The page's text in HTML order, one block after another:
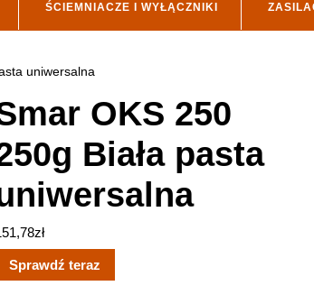
ŚCIEMNIACZE I WYŁĄCZNIKI
uniwersalna
OKS 250
Biała pasta
zł
Sprawdź teraz